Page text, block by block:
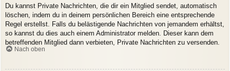
Du kannst Private Nachrichten, die dir ein Mitglied sendet, automatisch
löschen, indem du in deinem persönlichen Bereich eine entsprechende
Regel erstellst. Falls du belästigende Nachrichten von jemandem erhältst,
so kannst du dies auch einem Administrator melden. Dieser kann dem
betreffenden Mitglied dann verbieten, Private Nachrichten zu versenden.
Nach oben